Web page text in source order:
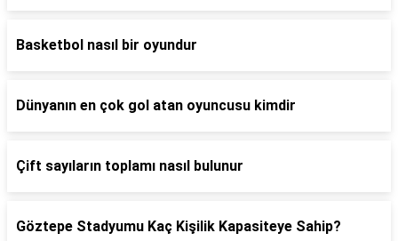
Basketbol nasıl bir oyundur
Dünyanın en çok gol atan oyuncusu kimdir
Çift sayıların toplamı nasıl bulunur
Göztepe Stadyumu Kaç Kişilik Kapasiteye Sahip?